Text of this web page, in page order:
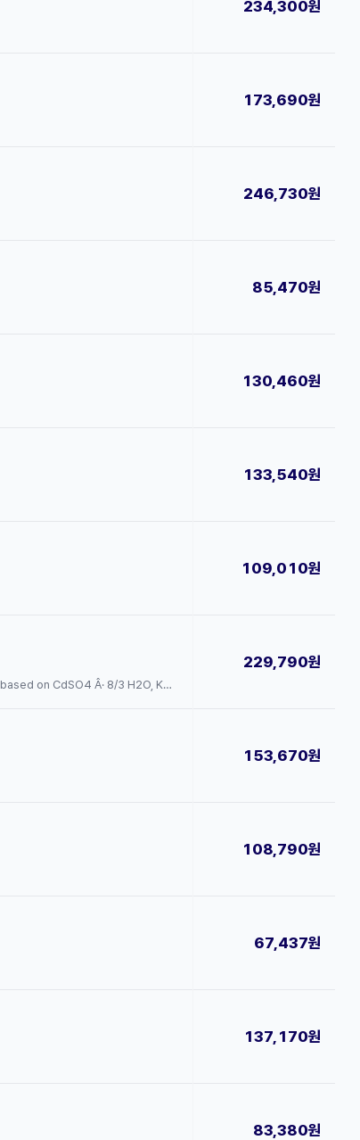
234,300원
173,690원
246,730원
85,470원
130,460원
133,540원
109,010원
CAS: 7790-84-3 · 제품명: 황산카드뮴 수화물 · 등급: puriss. p.a., ACS reagent, ≥99.0% (calc. based on CdSO₄ · ⁸/₃ H₂O, KT) · 순도: >=99.0% (calc. based on CdSO4 Â· 8/3 H2O, KT) · 용량: 100G
229,790원
153,670원
108,790원
67,437원
137,170원
83,380원